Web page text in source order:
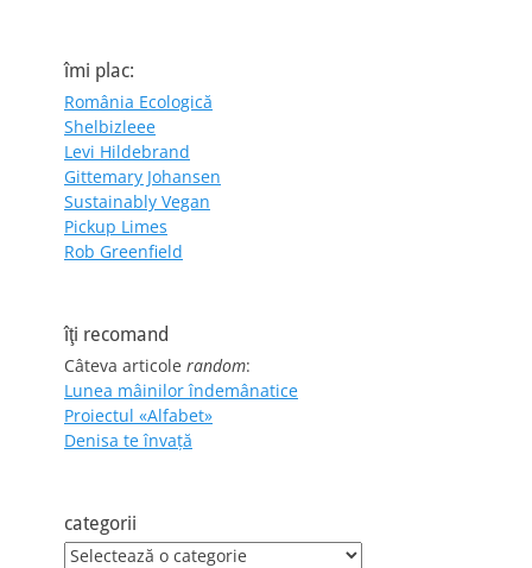
îmi plac:
România Ecologică
Shelbizleee
Levi Hildebrand
Gittemary Johansen
Sustainably Vegan
Pickup Limes
Rob Greenfield
îţi recomand
Câteva articole random:
Lunea mâinilor îndemânatice
Proiectul «Alfabet»
Denisa te învaţă
categorii
categorii